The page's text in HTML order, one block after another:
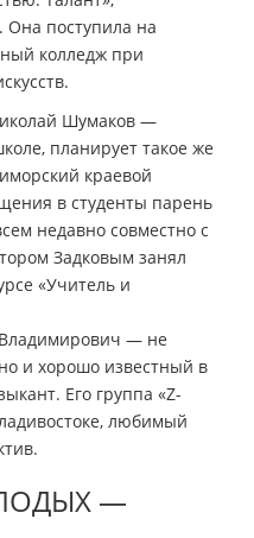
Она поступила на
колледж при
Шумаков —
планирует такое же
краевой
в студенты парень
недавно совместно с
Задковым занял
«Учитель и
Владимирович — не
и хорошо известный в
Его группа «Z-
любимый
—